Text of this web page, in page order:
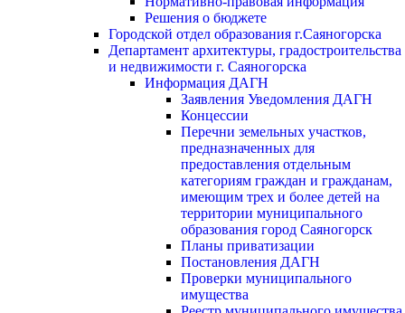
Решения о бюджете
Городской отдел образования г.Саяногорска
Департамент архитектуры, градостроительства
и недвижимости г. Саяногорска
Информация ДАГН
Заявления Уведомления ДАГН
Концессии
Перечни земельных участков,
предназначенных для
предоставления отдельным
категориям граждан и гражданам,
имеющим трех и более детей на
территории муниципального
образования город Саяногорск
Планы приватизации
Постановления ДАГН
Проверки муниципального
имущества